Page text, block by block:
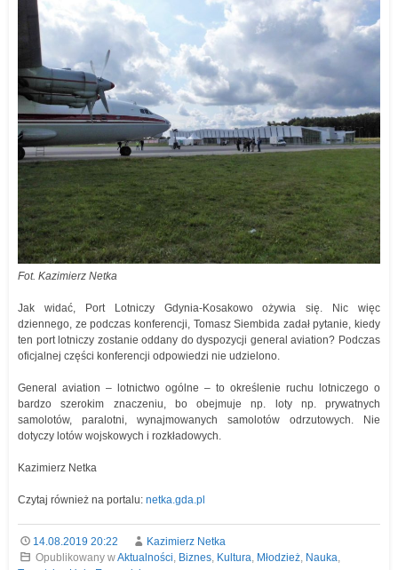
Fot. Kazimierz Netka
Jak widać, Port Lotniczy Gdynia-Kosakowo ożywia się. Nic więc
dziennego, ze podczas konferencji, Tomasz Siembida zadał pytanie, kiedy
ten port lotniczy zostanie oddany do dyspozycji general aviation? Podczas
oficjalnej części konferencji odpowiedzi nie udzielono.
General aviation – lotnictwo ogólne – to określenie ruchu lotniczego o
bardzo szerokim znaczeniu, bo obejmuje np. loty np. prywatnych
samolotów, paralotni, wynajmowanych samolotów odrzutowych. Nie
dotyczy lotów wojskowych i rozkładowych.
Kazimierz Netka
Czytaj również na portalu: netka.gda.pl
14.08.2019 20:22
Kazimierz Netka
Opublikowany wAktualności, Biznes, Kultura, Młodzież, Nauka,